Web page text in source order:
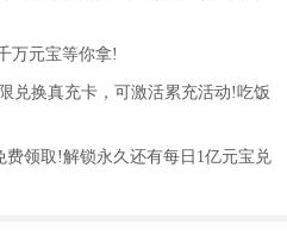
万元宝等你拿!
兑换真充卡，可激活累充活动!吃饭
领取!解锁永久还有每日1亿元宝兑